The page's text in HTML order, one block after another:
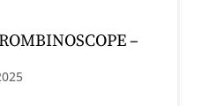
–